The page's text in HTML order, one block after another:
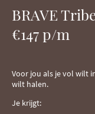
BRAVE
€147 p/m
Voor jou als je vol wilt
wilt halen.
Je krijgt: